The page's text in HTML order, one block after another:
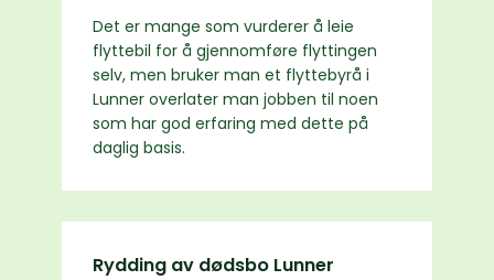
Det er mange som vurderer å leie
flyttebil for å gjennomføre flyttingen
selv, men bruker man et flyttebyrå i
Lunner overlater man jobben til noen
som har god erfaring med dette på
daglig basis.
Rydding av dødsbo Lunner